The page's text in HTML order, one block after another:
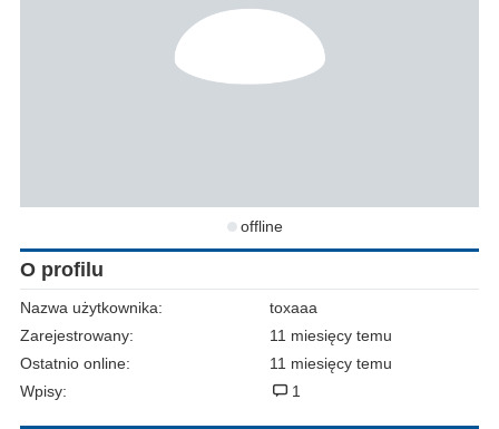
offline
O profilu
Nazwa użytkownika:
toxaaa
Zarejestrowany:
11 miesięcy temu
Ostatnio online:
11 miesięcy temu
Wpisy:
1